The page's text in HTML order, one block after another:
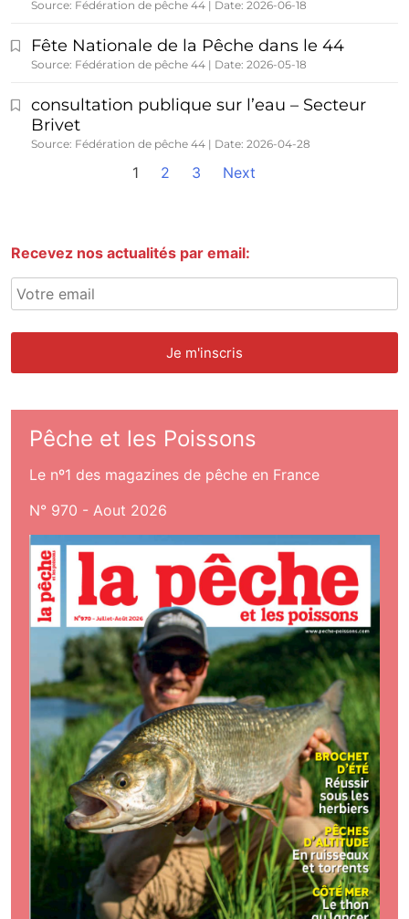
Source: Fédération de pêche 44 Date: 2026-06-18
Fête Nationale de la Pêche dans le 44
Source: Fédération de pêche 44 Date: 2026-05-18
consultation publique sur l’eau – Secteur
Brivet
Source: Fédération de pêche 44 Date: 2026-04-28
1 2 3 Next
Recevez nos actualités par email:
Pêche et les Poissons
Le nº1 des magazines de pêche en France
N° 970 - Aout 2026